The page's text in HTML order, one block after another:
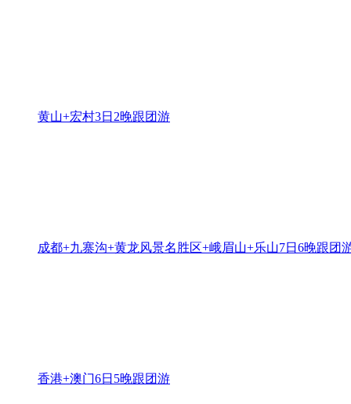
黄山+宏村3日2晚跟团游
成都+九寨沟+黄龙风景名胜区+峨眉山+乐山7日6晚跟团
香港+澳门6日5晚跟团游